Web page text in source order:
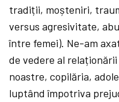
tradiții, moșteniri,
versus agresivitate,
între femei). Ne-am
de vedere al
noastre, copilăria,
luptând împotriva